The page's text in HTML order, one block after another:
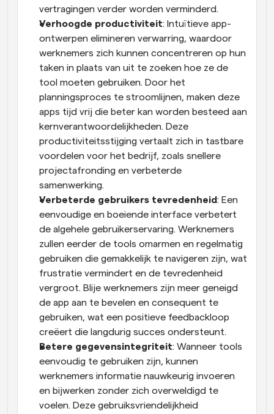
vertragingen verder worden verminderd.
Verhoogde productiviteit: Intuïtieve app-
ontwerpen elimineren verwarring, waardoor
werknemers zich kunnen concentreren op hun
taken in plaats van uit te zoeken hoe ze de
tool moeten gebruiken. Door het
planningsproces te stroomlijnen, maken deze
apps tijd vrij die beter kan worden besteed aan
kernverantwoordelijkheden. Deze
productiviteitsstijging vertaalt zich in tastbare
voordelen voor het bedrijf, zoals snellere
projectafronding en verbeterde
samenwerking.
Verbeterde gebruikers tevredenheid: Een
eenvoudige en boeiende interface verbetert
de algehele gebruikerservaring. Werknemers
zullen eerder de tools omarmen en regelmatig
gebruiken die gemakkelijk te navigeren zijn, wat
frustratie vermindert en de tevredenheid
vergroot. Blije werknemers zijn meer geneigd
de app aan te bevelen en consequent te
gebruiken, wat een positieve feedbackloop
creëert die langdurig succes ondersteunt.
Betere gegevensintegriteit: Wanneer tools
eenvoudig te gebruiken zijn, kunnen
werknemers informatie nauwkeurig invoeren
en bijwerken zonder zich overweldigd te
voelen. Deze gebruiksvriendelijkheid